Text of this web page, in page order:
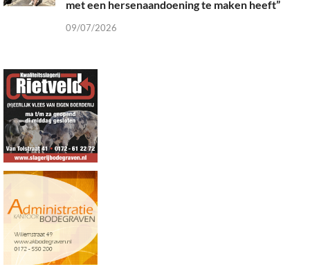
met een hersenaandoening te maken heeft”
09/07/2026